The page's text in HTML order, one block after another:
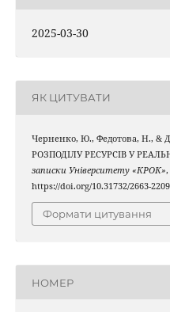
2025-03-30
ЯК ЦИТУВАТИ
Черненко, Ю., Федотова, Н., &
РОЗПОДІЛУ РЕСУРСІВ У
записки Університету «КРОК»,
https://doi.org/10.31732/2663-
Формати цитування
НОМЕР